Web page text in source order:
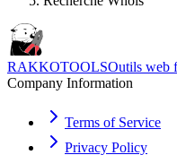
RAKKOTOOLSOutils web
Company Information
Terms of Service
Privacy Policy